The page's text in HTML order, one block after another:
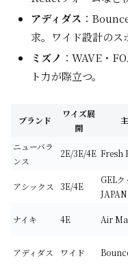
アディダス ：
求。ワイド設計のス
ミズノ ：WAVE・
ト力が際立つ。
ブランド
ワイズ展
開
ニューバラ
ンス
2E/3E/4E Fresh
アシックス 3E/4E
GELク
ナイキ 4E Air
アディダス ワイド